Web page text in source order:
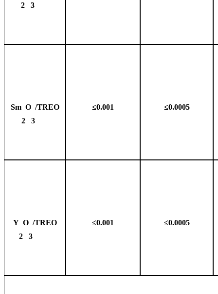
2
3
Sm
2
O
3
/TREO ≤0.001 ≤0.0005
Y
2
O
3
/TREO ≤0.001 ≤0.0005